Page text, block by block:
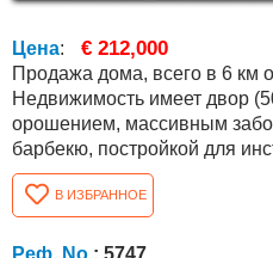
Цена: € 212,000
Продажа дома, всего в 6 км
Недвижимость имеет двор (500 кв.м.)
орошением, массивным
барбекю, постройкой для
местом и множеством
кустарников, в т. ч.
полностью меблированный, общая
144 кв.м. На первом этаже (63 кв.м.) есть большая кухня,
В ИЗБРАННОЕ
Реф. No.: 5747